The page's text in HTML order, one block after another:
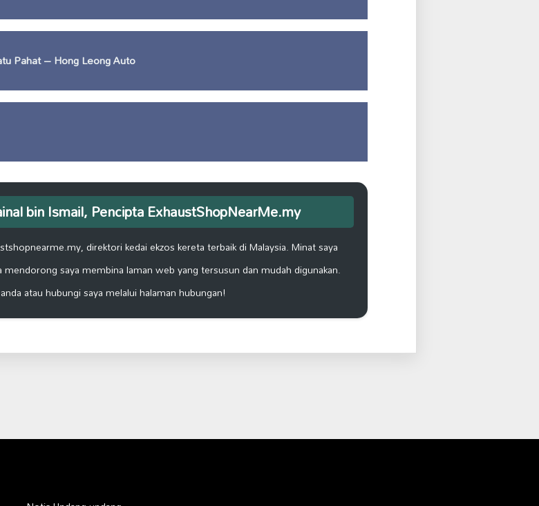
Pahat – Hong Leong Auto
bin Ismail, Pencipta ExhaustShopNearMe.my
direktori kedai ekzos kereta terbaik di Malaysia. Minat saya
mendorong saya membina laman web yang tersusun dan mudah digunakan.
atau hubungi saya melalui halaman hubungan!